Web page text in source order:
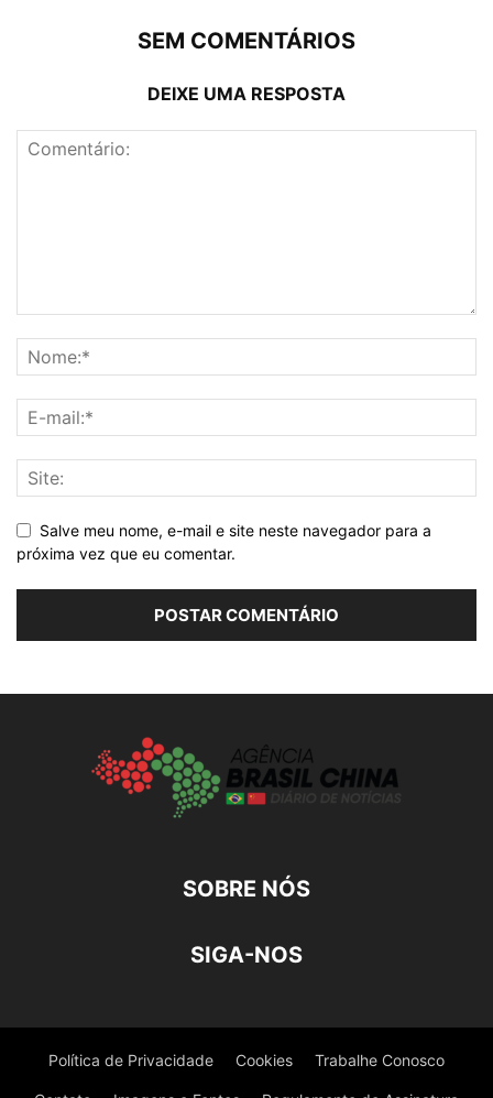
SEM COMENTÁRIOS
DEIXE UMA RESPOSTA
Salve meu nome, e-mail e site neste navegador para a
próxima vez que eu comentar.
SOBRE NÓS
SIGA-NOS
Política de Privacidade Cookies Trabalhe Conosco